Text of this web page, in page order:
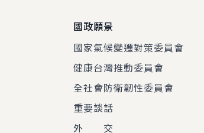
國政願景
國家氣候變遷對策委員會
健康台灣推動委員會
全社會防衛韌性委員會
重要談話
外 交